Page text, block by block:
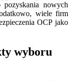
pozyskania nowych
wiele firm
OCP jako
wyboru